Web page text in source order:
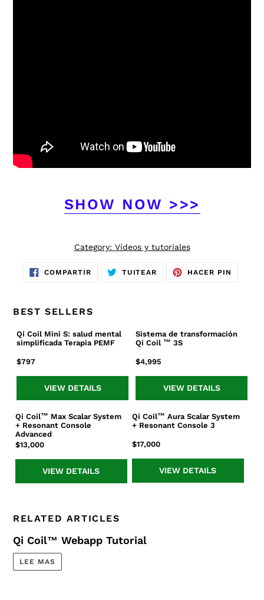
SHOW NOW >>>
Category: Vídeos y tutoriales
COMPARTIRCOMPARTIRTUITEAR TUITEARHACER PIN
BEST SELLERS
Qi
Coil
Mini
Terapia
PEMF
Qi Coil Mini S: salud mental
simplificada Terapia PEMF
Precio
$797
VIEW DETAILS
Sistema
de
transformación
Sistema de transformación
Qi Coil ™ 3S
Precio
$4,995
VIEW DETAILS
Qi
Coil™
Max
System
Advanced
Qi Coil™ Max Scalar System
+ Resonant Console
Advanced
Precio
$13,000
VIEW DETAILS
Qi
Coil™
Aura
System
Qi Coil™ Aura Scalar System
+ Resonant Console 3
Precio
$17,000
VIEW DETAILS
RELATED ARTICLES
Qi Coil™ Webapp Tutorial
LEE MAS